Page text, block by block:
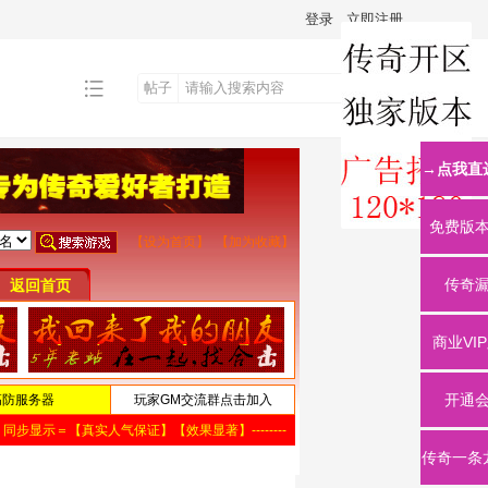
登录 立即注册
帖子
搜
索
→点我直
免费版
传奇
商业
开通
传奇一条